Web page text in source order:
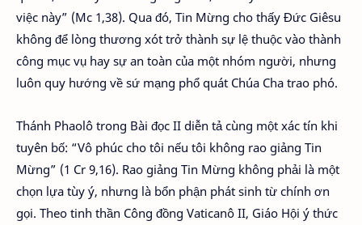
việc này” (Mc 1,38). Qua đó, Tin Mừng cho thấy Đức Giêsu
không để lòng thương xót trở thành sự lệ thuộc vào thành
công mục vụ hay sự an toàn của một nhóm người, nhưng
luôn quy hướng về sứ mạng phổ quát Chúa Cha trao phó.
Thánh Phaolô trong Bài đọc II diễn tả cùng một xác tín khi
tuyên bố: “Vô phúc cho tôi nếu tôi không rao giảng Tin
Mừng” (1 Cr 9,16). Rao giảng Tin Mừng không phải là một
chọn lựa tùy ý, nhưng là bổn phận phát sinh từ chính ơn
gọi. Theo tinh thần Công đồng Vaticanô II, Giáo Hội ý thức